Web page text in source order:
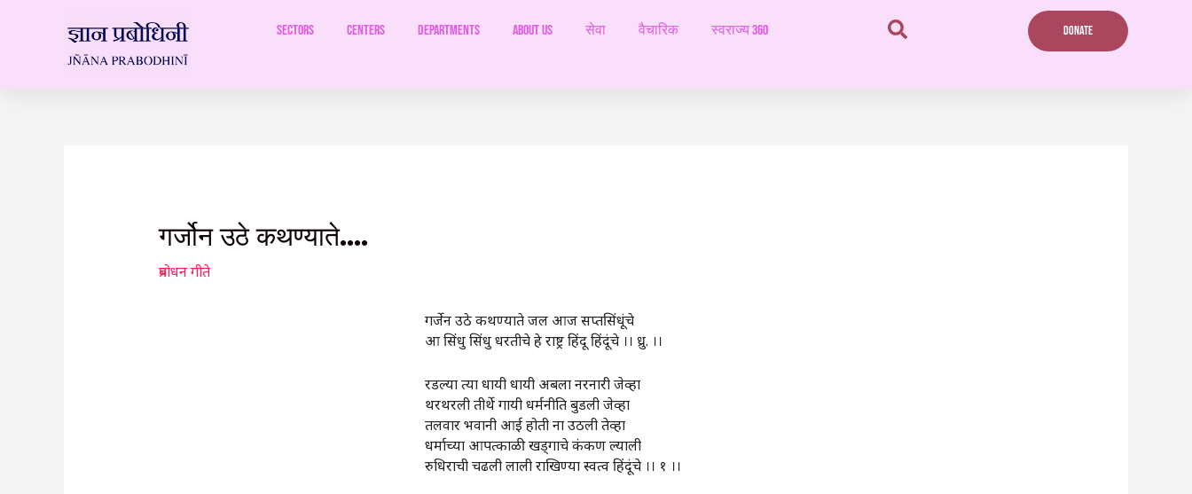
Sectors Centers Departments ABOUT US सेवा वैचारिक स्वराज्य 360 DONATE
गर्जोन उठे कथण्याते….
प्रबोधन गीते
गर्जेन उठे कथण्याते जल आज सप्तसिंधूंचे
आ सिंधु सिंधु धरतीचे हे राष्ट्र हिंदू हिंदूंचे ।। ध्रु. ।।
रडल्या त्या धायी धायी अबला नरनारी जेव्हा
थरथरली तीर्थे गायी धर्मनीति बुडली जेव्हा
तलवार भवानी आई होती ना उठली तेव्हा
धर्माच्या आपत्काळी खड्गाचे कंकण ल्याली
रुधिराची चढली लाली राखिण्या स्वत्व हिंदूंचे ।। १ ।।